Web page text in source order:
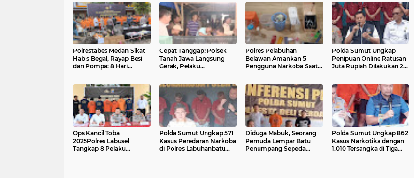
Polrestabes Medan Sikat
Habis Begal, Rayap Besi
dan Pompa: 8 Hari
Cepat Tanggap! Polsek
Tanah Jawa Langsung
Gerak, Pelaku
Hitungan Jam
Polres Pelabuhan
Belawan Amankan 5
Pengguna Narkoba Saat
Polda Sumut Ungkap
Penipuan Online Ratusan
Juta Rupiah Dilakukan 2
Ops Kancil Toba
2025Polres Labusel
Tangkap 8 Pelaku
Polda Sumut Ungkap 571
Kasus Peredaran Narkoba
di Polres Labuhanbatu
Diduga Mabuk, Seorang
Pemuda Lempar Batu
Penumpang Sepeda
Polda Sumut Ungkap 862
Kasus Narkotika dengan
1.010 Tersangka di Tiga